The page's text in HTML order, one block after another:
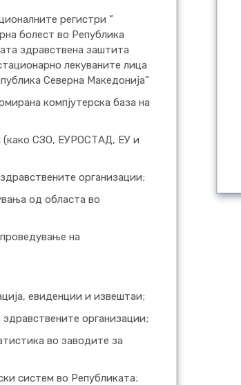
регистри ”
болест во Република
здравствена заштита
лекуваните лица
Северна Македонија”
компјутерска база на
(како СЗО, ЕУРОСТАД, ЕУ и
организации;
од областа во
на
евиденции и извештаи;
организации;
во заводите за
систем во Републиката;